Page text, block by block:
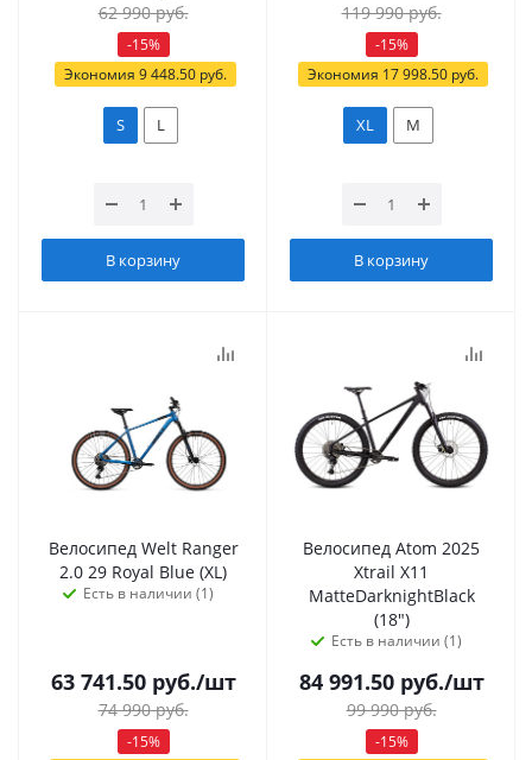
62 990руб.
-15%
Экономия 9 448.50руб.
S L
В корзину
119 990руб.
-15%
Экономия 17 998.50 руб.
XL M
В корзину
Велосипед Welt Ranger
2.0 29 Royal Blue (XL)
Есть в наличии (1)
63 741.50руб./шт
74 990руб.
-15%
Велосипед Atom 2025
Xtrail X11
MatteDarknightBlack
(18")
Есть в наличии (1)
84 991.50руб./шт
99 990руб.
-15%